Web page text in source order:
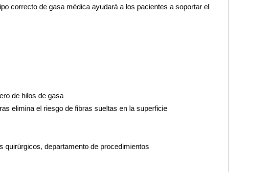
correcto de gasa médica ayudará a los pacientes a soportar el
de hilos de gasa
elimina el riesgo de fibras sueltas en la superficie
quirúrgicos, departamento de procedimientos